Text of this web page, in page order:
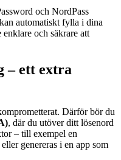
och NordPass
automatiskt fylla i dina
och säkrare att
– ett extra
Därför bör du
, där du utöver ditt lösenord
– till exempel en
genereras i en app som